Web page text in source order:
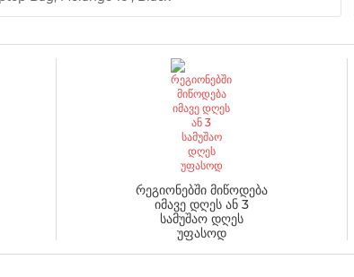
რეგიონებში მიწოდება
იმავე დღეს ან 3
სამუშაო დღეს
უფასოდ